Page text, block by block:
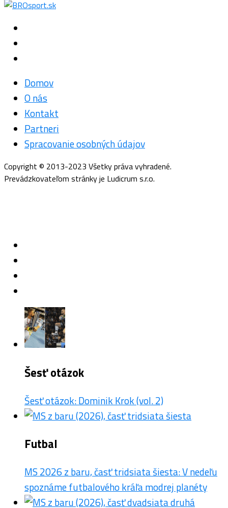
Domov
O nás
Kontakt
Partneri
Spracovanie osobných údajov
Copyright © 2013-2023 Všetky práva vyhradené.
Prevádzkovateľom stránky je Ludicrum s.r.o.
Šesť otázok
Šesť otázok: Dominik Krok (vol. 2)
Futbal
MS 2026 z baru, časť tridsiata šiesta: V nedeľu
spoznáme futbalového kráľa modrej planéty